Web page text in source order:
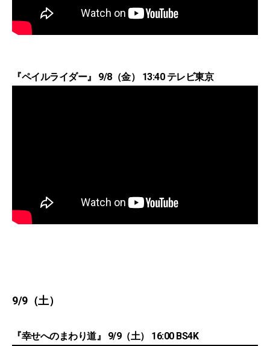
『ペイルライダー』 9/8（金） 13:40 テレビ東京
9/9（土）
『幸せへのまわり道』 9/9（土） 16:00 BS4K